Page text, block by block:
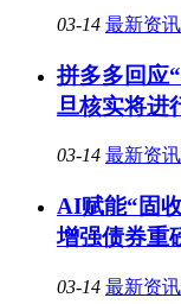
03-14 最新资讯
拼多多回应
旦核实将进
03-14 最新资讯
AI赋能“固
增强债券重
03-14 最新资讯